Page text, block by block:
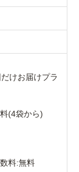
けお届けプラ
(4袋から)
料:無料